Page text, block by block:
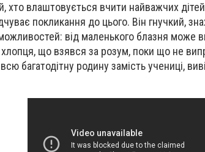
хто влаштовується вчити найважчих
покликання до цього. Він гнучкий,
від маленького блазня може
що взявся за розум, поки що не
багатодітну родину замість учениці,